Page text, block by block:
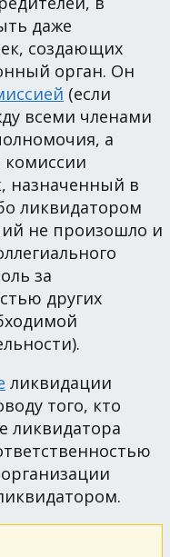
даже
создающих
орган. Он
(если
всеми членами
а
комиссии
назначенный в
ликвидатором
не произошло и
за
других
ликвидации
того, кто
ликвидатора